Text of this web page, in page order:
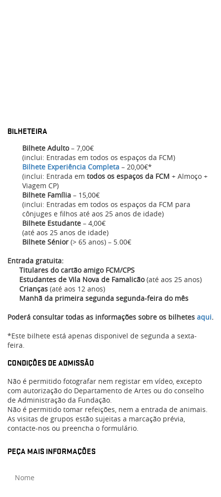
BILHETEIRA
Bilhete Adulto– 7,00€
(inclui: Entradas em todos os espaços da FCM)
Bilhete Experiência Completa – 20,00€*
(inclui: Entrada em todos os espaços da FCM + Almoço +
Viagem CP)
Bilhete Família – 15,00€
(inclui: Entradas em todos os espaços da FCM para
cônjuges e filhos até aos 25 anos de idade)
Bilhete Estudante – 4,00€
(até aos 25 anos de idade)
Bilhete Sénior (> 65 anos) – 5.00€
Entrada gratuita:
Titulares do cartão amigo FCM/CPS
Estudantes de Vila Nova de Famalicão(até aos 25 anos)
Crianças (até aos 12 anos)
Manhã da primeira segunda segunda-feira do mês
Poderá consultar todas as informações sobre os bilhetes aqui.
*Este bilhete está apenas disponivel de segunda a sexta-
feira.
CONDIÇÕES DE ADMISSÃO
Não é permitido fotografar nem registar em vídeo, excepto
com autorização do Departamento de Artes ou do conselho
de Administração da Fundação.
Não é permitido tomar refeições, nem a entrada de animais.
As visitas de grupos estão sujeitas a marcação prévia,
contacte-nos ou preencha o formulário.
PEÇA MAIS INFORMAÇÕES
Nome